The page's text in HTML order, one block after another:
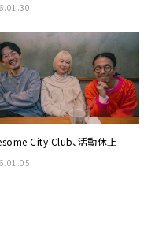
City Club、活動休止